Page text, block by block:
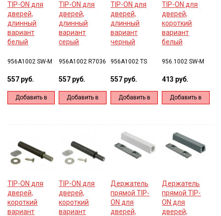
TIP-ON для
дверей,
длинный
вариант
белый
956A1002 SW-M
557 руб.
Добавить в
TIP-ON для
дверей,
длинный
вариант
серый
956A1002 R7036
557 руб.
Добавить в
TIP-ON для
дверей,
длинный
вариант
черный
956A1002 TS
557 руб.
Добавить в
TIP-ON для
дверей,
короткий
вариант
белый
956.1002 SW-M
413 руб.
Добавить в
TIP-ON для
дверей,
короткий
вариант
TIP-ON для
дверей,
короткий
вариант
Держатель
прямой TIP-
ON для
дверей,
Держатель
прямой TIP-
ON для
дверей,